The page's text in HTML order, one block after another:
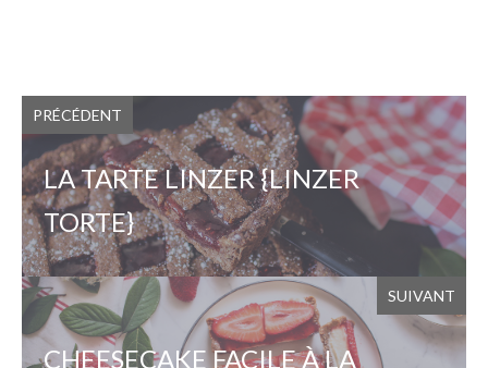
PRÉCÉDENT
LA TARTE LINZER {LINZER
TORTE}
SUIVANT
CHEESECAKE FACILE À LA